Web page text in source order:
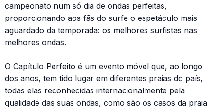
campeonato num só dia de ondas perfeitas,
proporcionando aos fãs do surfe o espetáculo mais
aguardado da temporada: os melhores surfistas nas
melhores ondas.
O Capítulo Perfeito é um evento móvel que, ao longo
dos anos, tem tido lugar em diferentes praias do país,
todas elas reconhecidas internacionalmente pela
qualidade das suas ondas, como são os casos da praia